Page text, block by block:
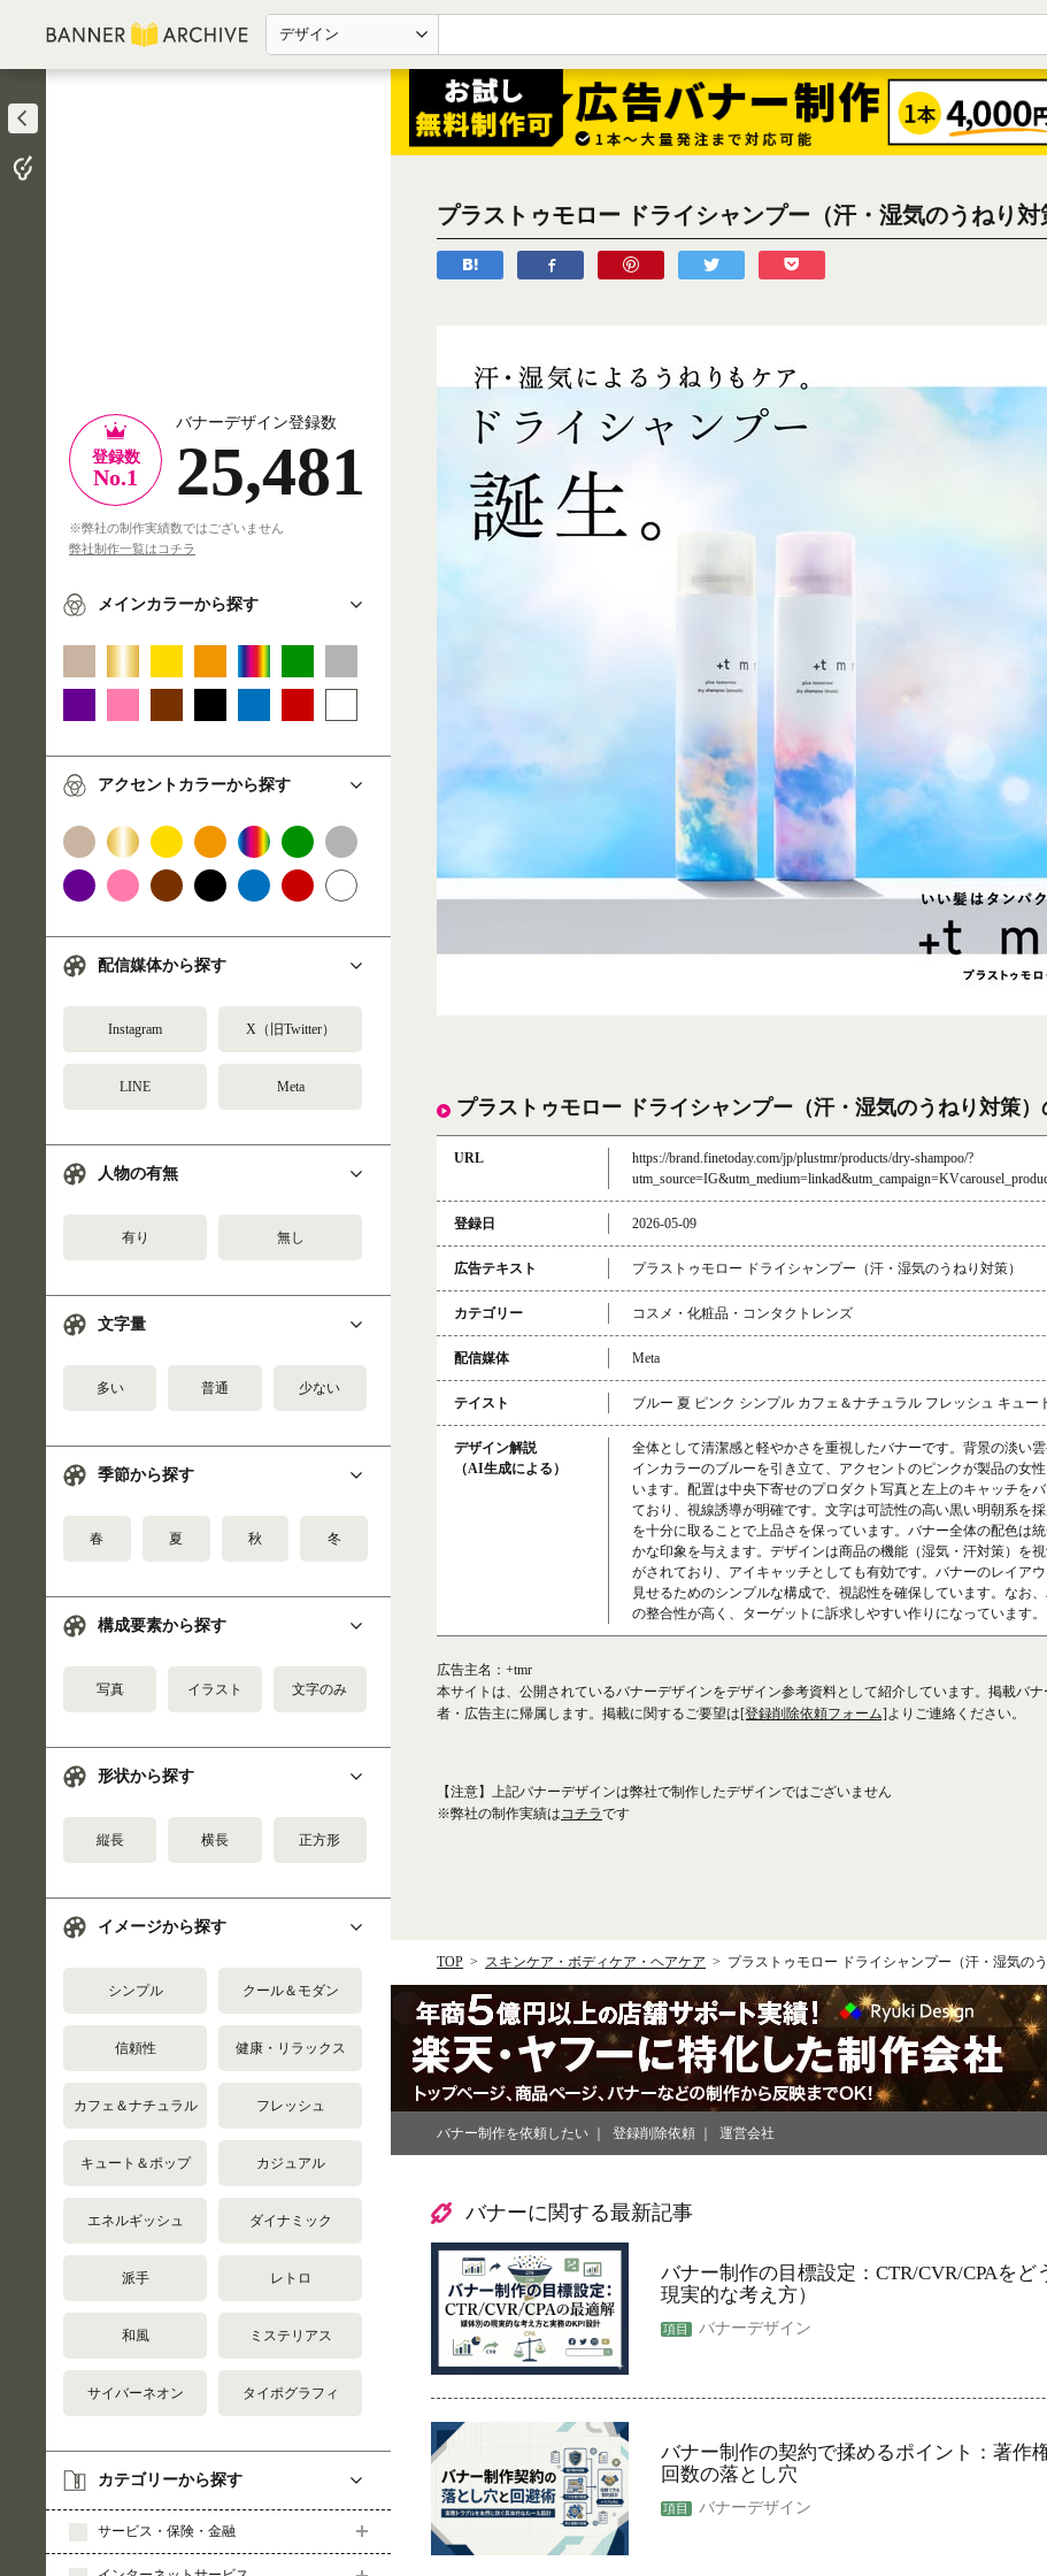
デザイン
登録数
No.1
バナーデザイン登録数
25,481
※弊社の制作実績数ではございません
弊社制作一覧はコチラ
メインカラーから探す
アクセントカラーから探す
配信媒体から探す
Instagram X（旧Twitter）
LINE Meta
人物の有無
有り 無し
文字量
多い 普通 少ない
季節から探す
春 夏 秋 冬
構成要素から探す
写真 イラスト 文字のみ
形状から探す
縦長 横長 正方形
イメージから探す
シンプル クール＆モダン
信頼性 健康・リラックス
カフェ＆ナチュラル フレッシュ
キュート＆ポップ カジュアル
エネルギッシュ ダイナミック
派手 レトロ
和風 ミステリアス
サイバーネオン タイポグラフィ
カテゴリーから探す
サービス・保険・金融
プラストゥモロー ドライシャンプー（汗・湿気のうねり対
プラストゥモロー ドライシャンプー（汗・湿気のうねり対策
URL
https://brand.finetoday.com/jp/plustmr/products/dry-shampoo/?
登録日 2026-05-09
広告テキスト プラストゥモロー ドライシャンプー（汗・湿気のうねり対策）
カテゴリー コスメ・化粧品・コンタクトレンズ
配信媒体 Meta
テイスト ブルー 夏 ピンク シンプル カフェ＆ナチュラル フレッシュ キュー
デザイン解説
（AI生成による）
全体として清潔感と軽やかさを重視したバナーです。背景の淡い
インカラーのブルーを引き立て、アクセントのピンクが製品の女
います。配置は中央下寄せのプロダクト写真と左上のキャッチを
ており、視線誘導が明確です。文字は可読性の高い黒い明朝系を
を十分に取ることで上品さを保っています。バナー全体の配色は
かな印象を与えます。デザインは商品の機能（湿気・汗対策）を
がされており、アイキャッチとしても有効です。バナーのレイア
見せるためのシンプルな構成で、視認性を確保しています。なお
の整合性が高く、ターゲットに訴求しやすい作りになっています。
広告主名：+tmr
本サイトは、公開されているバナーデザインをデザイン参考資料として紹介しています。掲載バ
者・広告主に帰属します。掲載に関するご要望は[登録削除依頼フォーム]よりご連絡ください。
【注意】上記バナーデザインは弊社で制作したデザインではございません
※弊社の制作実績はコチラです
TOP スキンケア・ボディケア・ヘアケア プラストゥモロー ドライシャンプー（汗・湿気のう
バナー制作を依頼したい 登録削除依頼 運営会社
バナーに関する最新記事
バナー制作の目標設定：CTR/CVR/CPAを
現実的な考え方）
バナーデザイン
バナー制作の契約で揉めるポイント：著作
回数の落とし穴
バナーデザイン